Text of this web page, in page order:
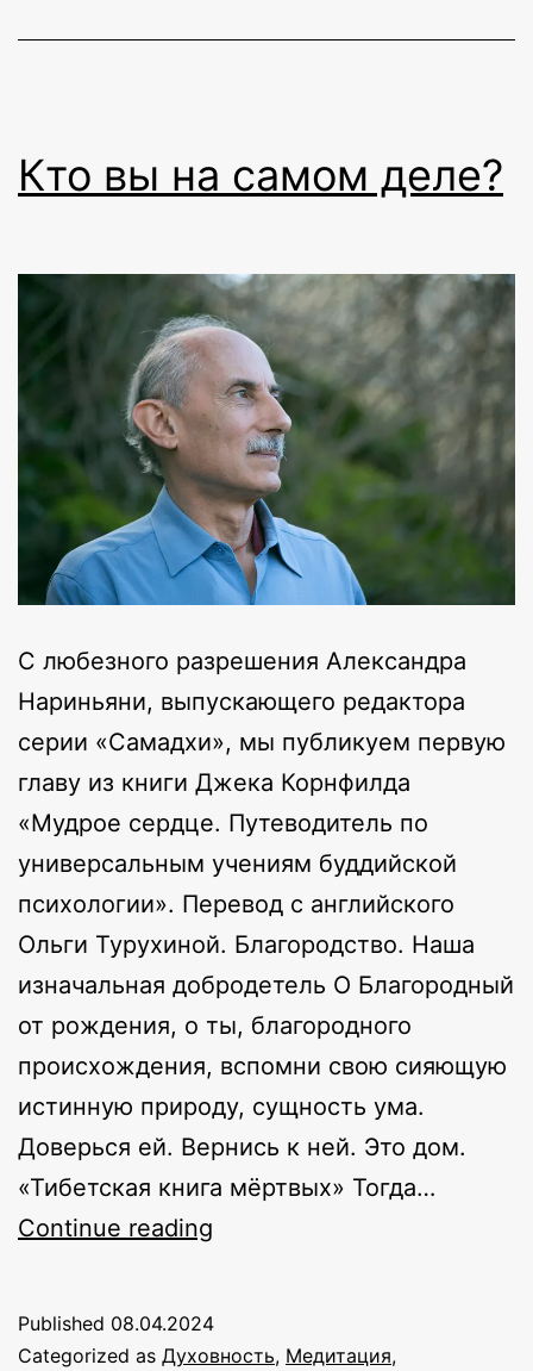
Кто вы на самом деле?
С любезного разрешения Александра
Нариньяни, выпускающего редактора
серии «Самадхи», мы публикуем первую
главу из книги Джека Корнфилда
«Мудрое сердце. Путеводитель по
универсальным учениям буддийской
психологии». Перевод с английского
Ольги Турухиной. Благородство. Наша
изначальная добродетель О Благородный
от рождения, о ты, благородного
происхождения, вспомни свою сияющую
истинную природу, сущность ума.
Доверься ей. Вернись к ней. Это дом.
«Тибетская книга мёртвых» Тогда…
Continue reading
деле?
Published 08.04.2024
Categorized as Духовность, Медитация,